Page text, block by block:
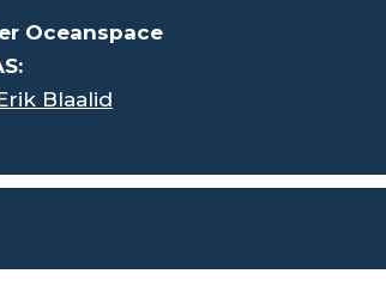
Oceanspace
Blaalid